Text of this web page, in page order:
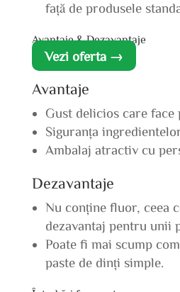
față de produsele
Avantaje & Dezavantaje
Vezi oferta →
Avantaje
Gust delicios care face
Siguranța
Ambalaj atractiv cu
Dezavantaje
Nu conține fluor, ceea
dezavantaj pentru unii
Poate fi mai scump
paste de dinți simple.